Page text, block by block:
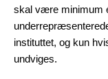
skal være minimum
instituttet, og kun
undviges.